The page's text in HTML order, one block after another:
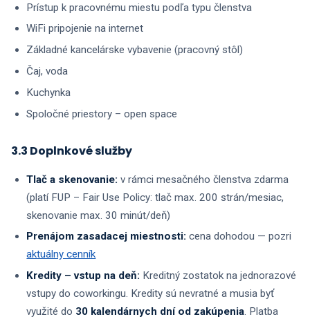
Prístup k pracovnému miestu podľa typu členstva
WiFi pripojenie na internet
Základné kancelárske vybavenie (pracovný stôl)
Čaj, voda
Kuchynka
Spoločné priestory – open space
3.3 Doplnkové služby
Tlač a skenovanie: v rámci mesačného členstva zdarma
(platí FUP – Fair Use Policy: tlač max. 200 strán/mesiac,
skenovanie max. 30 minút/deň)
Prenájom zasadacej miestnosti: cena dohodou — pozri
aktuálny cenník
Kredity – vstup na deň: Kreditný zostatok na jednorazové
vstupy do coworkingu. Kredity sú nevratné a musia byť
využité do 30 kalendárnych dní od zakúpenia. Platba